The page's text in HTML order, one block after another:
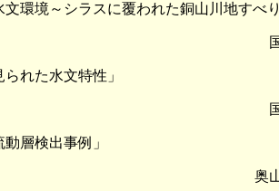
環境～シラスに覆われた銅山川地すべ
れた水文特性」
層検出事例」
奥